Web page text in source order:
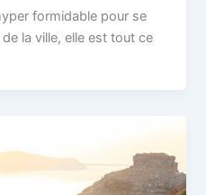
formidable pour se
la ville, elle est tout ce